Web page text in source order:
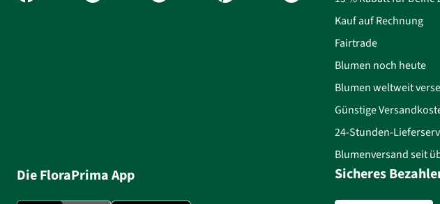
Die FloraPrima App
Kauf auf Rechnung
Fairtrade
Blumen noch heute
Blumen weltweit
Günstige
24-Stunden-
Blumenversand seit
Sicheres